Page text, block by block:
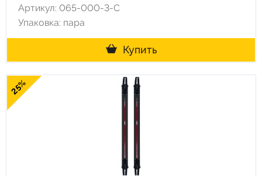
Артикул: 065-000-3-C
Упаковка: пара
Купить
25%